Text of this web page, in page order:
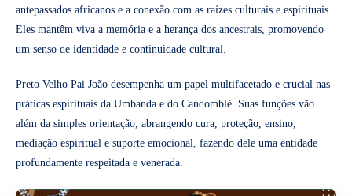
antepassados africanos e a conexão com as raízes culturais e espirituais.
Eles mantêm viva a memória e a herança dos ancestrais, promovendo
um senso de identidade e continuidade cultural.
Preto Velho Pai João desempenha um papel multifacetado e crucial nas
práticas espirituais da Umbanda e do Candomblé. Suas funções vão
além da simples orientação, abrangendo cura, proteção, ensino,
mediação espiritual e suporte emocional, fazendo dele uma entidade
profundamente respeitada e venerada.